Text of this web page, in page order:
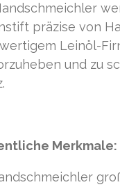
präzise von
Leinöl-
und zu
Merkmale: